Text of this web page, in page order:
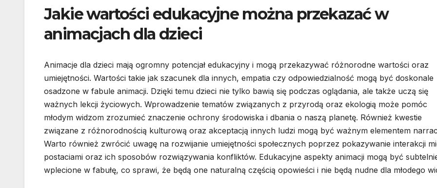
Jakie wartości edukacyjne można przekazać w
animacjach dla dzieci
Animacje dla dzieci mają ogromny potencjał edukacyjny i mogą przekazywać różnorodne wartości oraz
umiejętności. Wartości takie jak szacunek dla innych, empatia czy odpowiedzialność mogą być doskonale
osadzone w fabule animacji. Dzięki temu dzieci nie tylko bawią się podczas oglądania, ale także uczą się
ważnych lekcji życiowych. Wprowadzenie tematów związanych z przyrodą oraz ekologią może pomóc
młodym widzom zrozumieć znaczenie ochrony środowiska i dbania o naszą planetę. Również kwestie
związane z różnorodnością kulturową oraz akceptacją innych ludzi mogą być ważnym elementem
Warto również zwrócić uwagę na rozwijanie umiejętności społecznych poprzez pokazywanie interakcji
postaciami oraz ich sposobów rozwiązywania konfliktów. Edukacyjne aspekty animacji mogą być
wplecione w fabułę, co sprawi, że będą one naturalną częścią opowieści i nie będą nudne dla młodego